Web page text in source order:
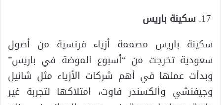
سكينة باريس
سكينة باريس مصممة أزياء فرنسية من أصول
سعودية تخرجت من “أسبوع الموضة في باريس”
وبدأت عملها في أهم شركات الأزياء مثل شانيل
وجيفنشي وألكسندر فاوت، امتلاكها لتجربة غير